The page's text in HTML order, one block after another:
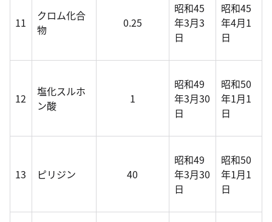
11
クロム化合
物
0.25
昭和45
年3月3
日
昭和45
年4月1
日
12
塩化スルホ
ン酸
1
昭和49
年3月30
日
昭和50
年1月1
日
13 ピリジン 40
昭和49
年3月30
日
昭和50
年1月1
日